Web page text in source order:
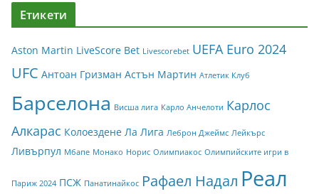
Етикети
Aston Martin LiveScore Bet Livescorebet UEFA Euro 2024
UFC Антоан Гризман Астън Мартин Атлетик Клуб
Барселона Висша лига Карло Анчелоти Карлос
Алкарас Колоездене Ла Лига Леброн Джеймс Лейкърс
Ливърпул Мбапе Монако Норис Олимпиакос Олимпийските игри в
Париж 2024 ПСЖ Панатинайкос Рафаел Надал Реал